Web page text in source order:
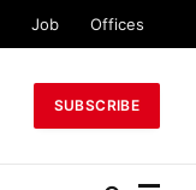
Job Offices
SUBSCRIBE